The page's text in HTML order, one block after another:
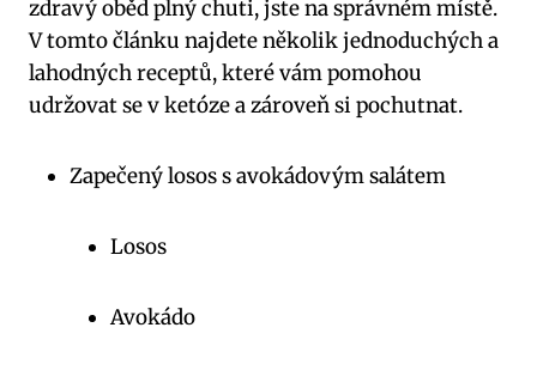
zdravý oběd plný chuti, jste na správném ⁤místě.
V ‌tomto článku najdete několik jednoduchých a
lahodných receptů, které vám pomohou
udržovat se v ketóze a zároveň si pochutnat.
Zapečený losos s avokádovým salátem
Losos
Avokádo